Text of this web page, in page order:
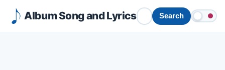
Album Song and Lyrics Search